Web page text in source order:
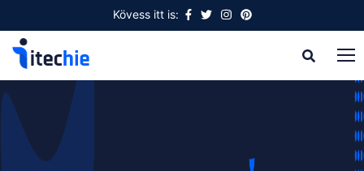
Kövess itt is: